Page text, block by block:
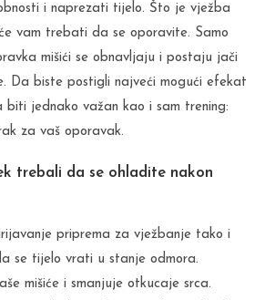
i naprezati tijelo. Što je vježba
vam trebati da se oporavite. Samo
mišići se obnavljaju i postaju jači
Da biste postigli najveći mogući efekat
biti jednako važan kao i sam trening:
za vaš oporavak.
trebali da se ohladite nakon
priprema za vježbanje tako i
se tijelo vrati u stanje odmora.
mišiće i smanjuje otkucaje srca.